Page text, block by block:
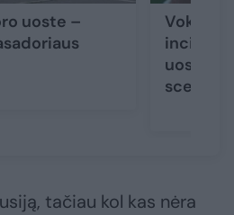
uoste –
uoste –
tačiau kol kas nėra